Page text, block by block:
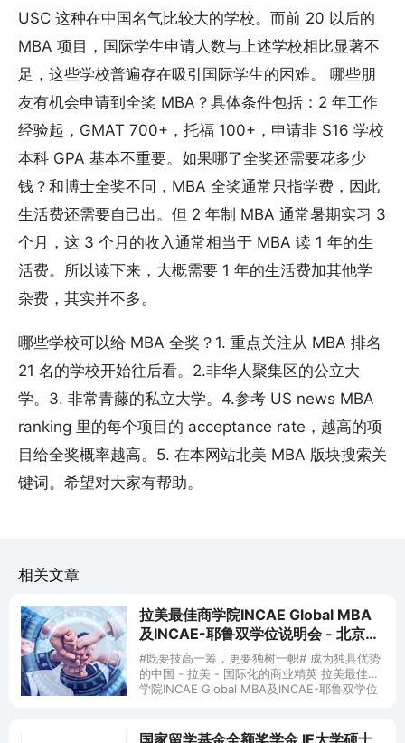
USC 这种在中国名气比较大的学校。而前 20 以后的
MBA 项目，国际学生申请人数与上述学校相比显著不
足，这些学校普遍存在吸引国际学生的困难。 哪些朋
友有机会申请到全奖 MBA？具体条件包括：2 年工作
经验起，GMAT 700+，托福 100+，申请非 S16 学校
本科 GPA 基本不重要。如果哪了全奖还需要花多少
钱？和博士全奖不同，MBA 全奖通常只指学费，因此
生活费还需要自己出。但 2 年制 MBA 通常暑期实习 3
个月，这 3 个月的收入通常相当于 MBA 读 1 年的生
活费。所以读下来，大概需要 1 年的生活费加其他学
杂费，其实并不多。
哪些学校可以给 MBA 全奖？1. 重点关注从 MBA 排名
21 名的学校开始往后看。2.非华人聚集区的公立大
学。3. 非常青藤的私立大学。4.参考 US news MBA
ranking 里的每个项目的 acceptance rate，越高的项
目给全奖概率越高。5. 在本网站北美 MBA 版块搜索关
键词。希望对大家有帮助。
相关文章
拉美最佳商学院INCAE Global MBA
及INCAE-耶鲁双学位说明会 - 北京
(4/25)
#既要技高一筹，更要独树一帜# 成为独具优势
的中国 - 拉美 - 国际化的商业精英 拉美最佳商
学院INCAE Global MBA及INCAE-耶鲁双学位